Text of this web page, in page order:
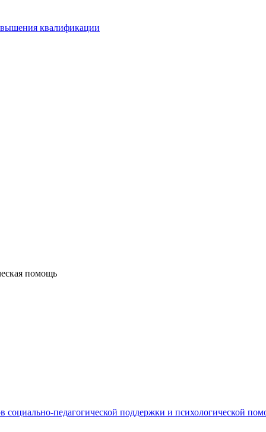
квалификации
помощь
педагогической поддержки и психологической